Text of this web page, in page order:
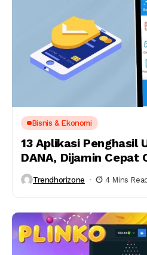
Bisnis & Ekonomi
13 Aplikasi Penghasil
DANA, Dijamin Cepat
Trendhorizone 4 Mins